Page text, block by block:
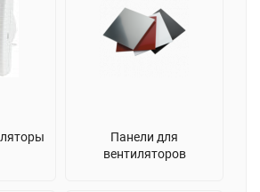
Панели для
вентиляторов